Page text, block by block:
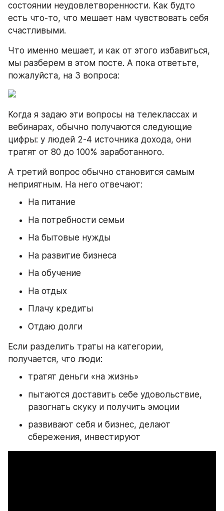
состоянии неудовлетворенности. Как будто
есть что-то, что мешает нам чувствовать себя
счастливыми.
Что именно мешает, и как от этого избавиться,
мы разберем в этом посте. А пока ответьте,
пожалуйста, на 3 вопроса:
Когда я задаю эти вопросы на телеклассах и
вебинарах, обычно получаются следующие
цифры: у людей 2-4 источника дохода, они
тратят от 80 до 100% заработанного.
А третий вопрос обычно становится самым
неприятным. На него отвечают:
На питание
На потребности семьи
На бытовые нужды
На развитие бизнеса
На обучение
На отдых
Плачу кредиты
Отдаю долги
Если разделить траты на категории,
получается, что люди:
тратят деньги «на жизнь»
пытаются доставить себе удовольствие,
разогнать скуку и получить эмоции
развивают себя и бизнес, делают
сбережения, инвестируют